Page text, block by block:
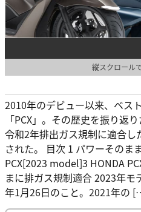
縦スクロール
2010年のデビュー以来、ベス
「PCX」。その歴史を振り返
令和2年排出ガス規制に適合
された。 目次 1 パワーそのま
PCX[2023 model]3 HONDA
まに排ガス規制適合 2023年
年1月26日のこと。2021年の